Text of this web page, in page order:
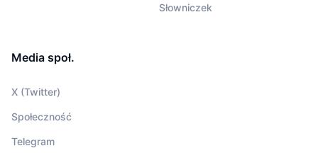
Słowniczek
Media społ.
X (Twitter)
Społeczność
Telegram